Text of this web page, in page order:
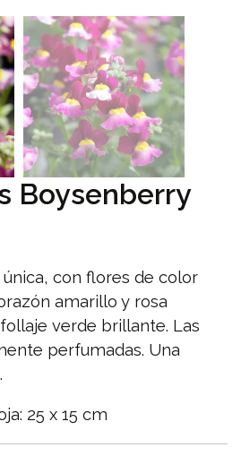
Boysenberry
con flores de color
amarillo y rosa
verde brillante. Las
perfumadas. Una
25 x 15 cm